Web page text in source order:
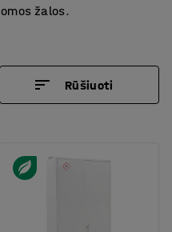
žalos.
Rūšiuoti